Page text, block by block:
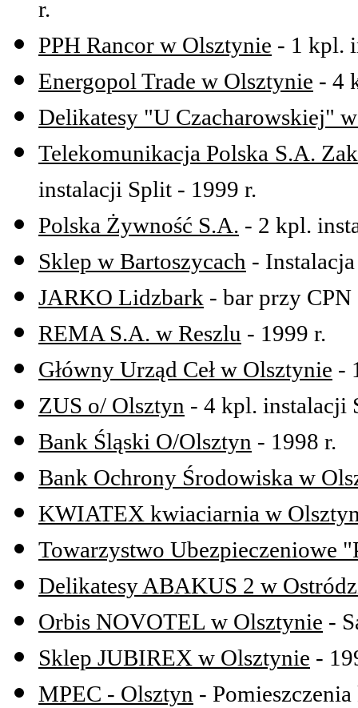
r.
PPH Rancor w Olsztynie - 1 kpl.
Energopol Trade w Olsztynie - 4
Delikatesy "U Czacharowskiej"
Telekomunikacja Polska S.A.
instalacji Split - 1999 r.
Polska Żywność S.A. - 2 kpl.
Sklep w Bartoszycach -
JARKO Lidzbark - bar przy CPN
REMA S.A. w Reszlu - 1999 r.
Główny Urząd Ceł w Olsztynie -
ZUS o/ Olsztyn - 4 kpl. instalacji
Bank Śląski O/Olsztyn - 1998 r.
Bank Ochrony Środowiska w
KWIATEX kwiaciarnia w
Towarzystwo Ubezpieczeniowe
Delikatesy ABAKUS 2 w
Orbis NOVOTEL w Olsztynie -
Sklep JUBIREX w Olsztynie -
MPEC - Olsztyn -